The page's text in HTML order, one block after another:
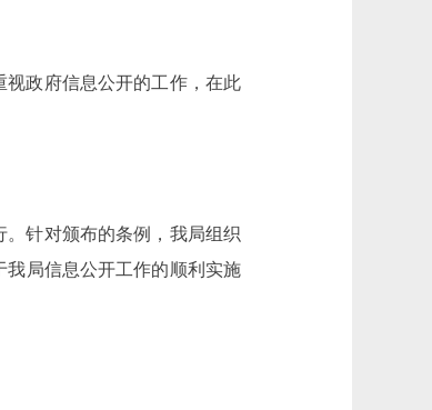
视政府信息公开的工作，在此
。针对颁布的条例，我局组织
局信息公开工作的顺利实施